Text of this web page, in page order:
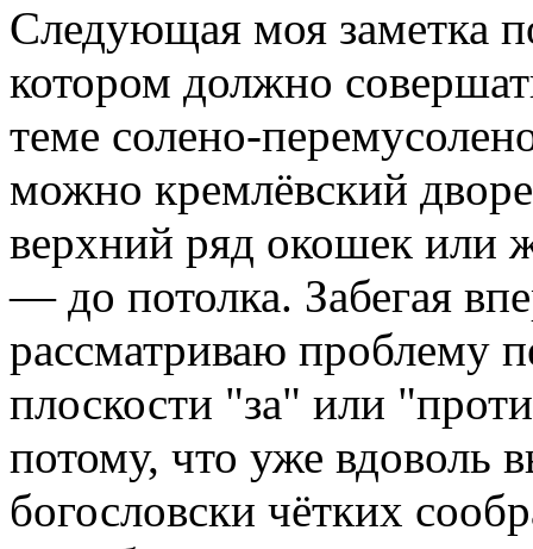
Следующая моя заметка
котором должно
теме солено-
можно кремлёвский
верхний ряд окошек или
— до потолка. Забегая
рассматриваю проблему
плоскости "за" или
потому, что уже вдоволь
богословски чётких